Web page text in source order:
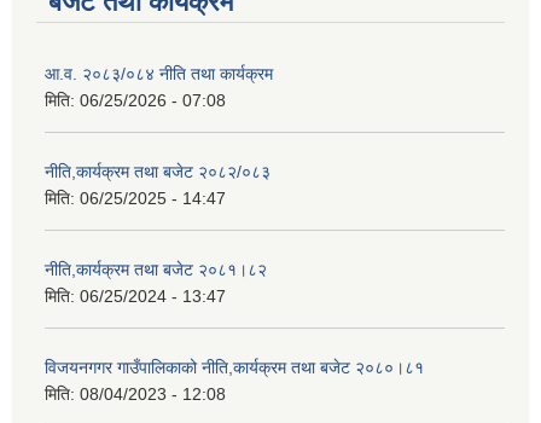
आ.व. २०८३/०८४ नीति तथा कार्यक्रम
मिति: 06/25/2026 - 07:08
नीति,कार्यक्रम तथा बजेट २०८२/०८३
मिति: 06/25/2025 - 14:47
नीति,कार्यक्रम तथा बजेट २०८१।८२
मिति: 06/25/2024 - 13:47
विजयनगगर गाउँपालिकाको नीति,कार्यक्रम तथा बजेट २०८०।८१
मिति: 08/04/2023 - 12:08